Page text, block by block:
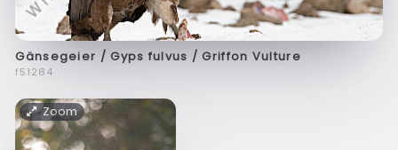
Gänsegeier / Gyps fulvus / Griffon Vulture
f51284
Zoom